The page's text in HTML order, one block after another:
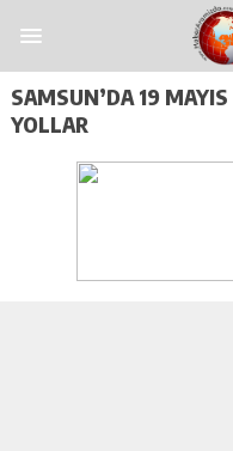
SAMSUN’DA 19
YOLLAR